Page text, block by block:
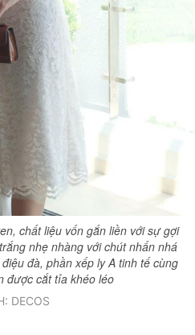
Liên hệ quảng cáo
0908 780 404
Tòa soạn
ký tòa soạn: Trần Việt Hưng
BTTTT cấp ngày 24.3.2020
Báo Thanh Niên. Cấm sao chép
sự chấp thuận bằng văn bản.
JSC.
chất liệu vốn gắn liền với sự gợi
nhẹ nhàng với chút nhấn nhá
đà, phần xếp ly A tinh tế cùng
được cắt tỉa khéo léo
DECOS